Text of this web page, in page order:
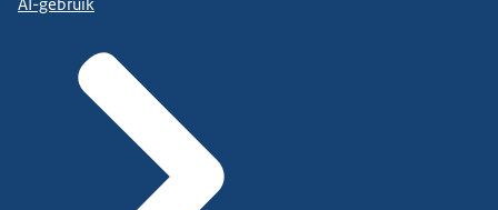
AI-gebruik